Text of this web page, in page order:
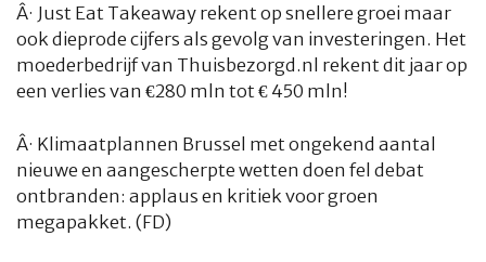
Â· Just Eat Takeaway rekent op snellere groei maar
ook dieprode cijfers als gevolg van investeringen. Het
moederbedrijf van Thuisbezorgd.nl rekent dit jaar op
een verlies van €280 mln tot € 450 mln!
Â· Klimaatplannen Brussel met ongekend aantal
nieuwe en aangescherpte wetten doen fel debat
ontbranden: applaus en kritiek voor groen
megapakket. (FD)